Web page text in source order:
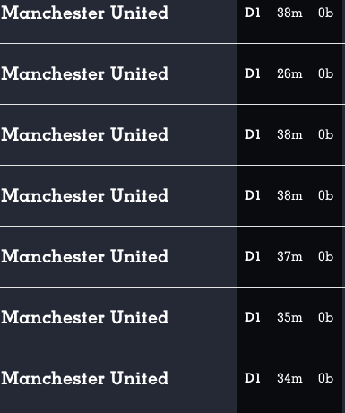
Manchester United D1 38m 0b
Manchester United D1 26m 0b
Manchester United D1 38m 0b
Manchester United D1 38m 0b
Manchester United D1 37m 0b
Manchester United D1 35m 0b
Manchester United D1 34m 0b